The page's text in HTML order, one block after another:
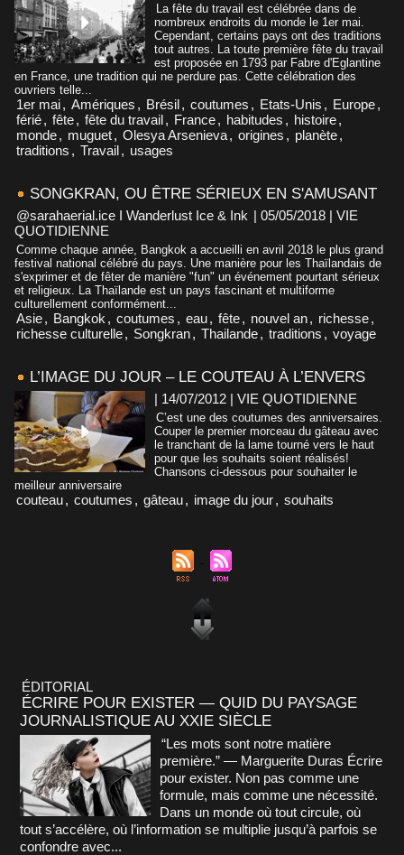
La fête du travail est célébrée dans de
nombreux endroits du monde le 1er mai.
Cependant, certains pays ont des traditions
tout autres. La toute première fête du travail
est proposée en 1793 par Fabre d'Eglantine
en France, une tradition qui ne perdure pas. Cette célébration des
ouvriers telle...
1er mai, Amériques , Brésil, coutumes , Etats-Unis , Europe,
férié, fête, fête du travail, France, habitudes , histoire,
monde, muguet, Olesya Arsenieva, origines , planète,
traditions , Travail, usages
SONGKRAN, OU ÊTRE SÉRIEUX EN S'AMUSANT
@sarahaerial.ice I Wanderlust Ice & Ink | 05/05/2018 | VIE
QUOTIDIENNE
Comme chaque année, Bangkok a accueilli en avril 2018 le plus grand
festival national célébré du pays. Une manière pour les Thaïlandais de
s'exprimer et de fêter de manière "fun" un événement pourtant sérieux
et religieux. La Thaïlande est un pays fascinant et multiforme
culturellement conformément...
Asie, Bangkok , coutumes , eau, fête, nouvel an, richesse,
richesse culturelle, Songkran, Thailande, traditions , voyage
L’IMAGE DU JOUR – LE COUTEAU À L’ENVERS
| 14/07/2012 | VIE QUOTIDIENNE
C’est une des coutumes des anniversaires.
Couper le premier morceau du gâteau avec
le tranchant de la lame tourné vers le haut
pour que les souhaits soient réalisés!
Chansons ci-dessous pour souhaiter le
meilleur anniversaire
couteau, coutumes , gâteau, image du jour, souhaits
ÉDITORIAL
ÉCRIRE POUR EXISTER — QUID DU PAYSAGE
JOURNALISTIQUE AU XXIE SIÈCLE
“Les mots sont notre matière
première.” — Marguerite Duras Écrire
pour exister. Non pas comme une
formule, mais comme une nécessité.
Dans un monde où tout circule, où
tout s’accélère, où l’information se multiplie jusqu’à parfois se
confondre avec...